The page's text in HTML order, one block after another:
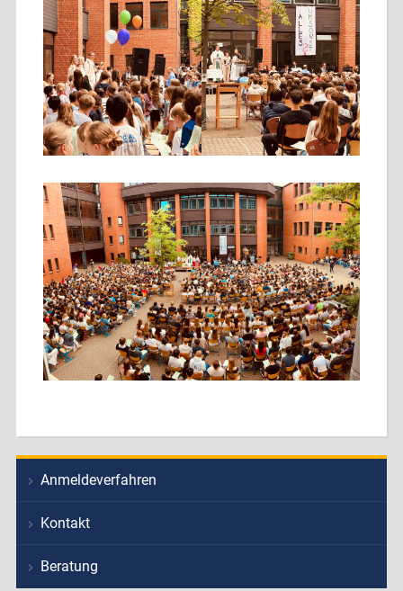
Anmeldeverfahren
Kontakt
Beratung